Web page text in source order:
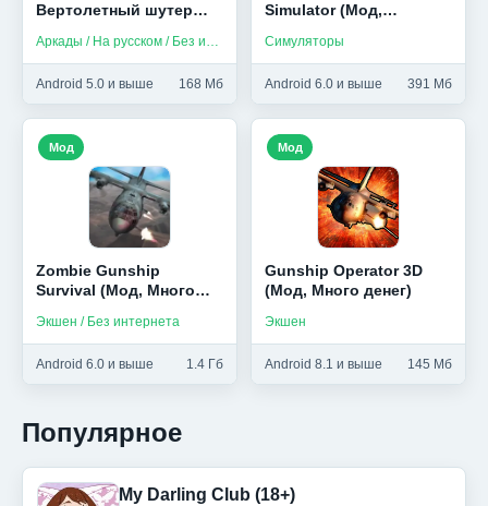
Вертолетный шутер
Аркады / На русском / Без интернета
Android 5.0 и выше 168 Мб
Simulator (Мод,
Симуляторы
Android 6.0 и выше 391 Мб
Zombie Gunship
Survival (Мод, Много
Экшен / Без интернета
Android 6.0 и выше 1.4 Гб
Мод
Gunship Operator 3D
(Мод, Много денег)
Экшен
Android 8.1 и выше 145 Мб
Мод
Популярное
My Darling Club (18+)